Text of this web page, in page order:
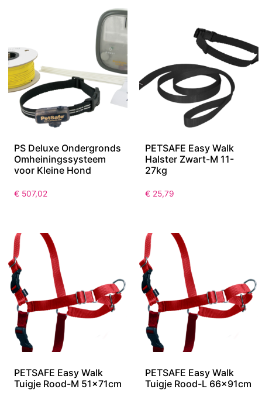
PS Deluxe Ondergronds
Omheiningssysteem
voor Kleine Hond
€ 507,02
PETSAFE Easy Walk
Halster Zwart-M 11-
27kg
€ 25,79
PETSAFE Easy Walk
Tuigje Rood-M 51x71cm
PETSAFE Easy Walk
Tuigje Rood-L 66x91cm